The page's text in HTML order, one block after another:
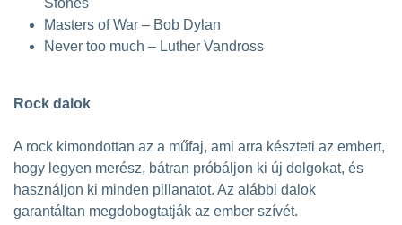
Stones
Masters of War – Bob Dylan
Never too much – Luther Vandross
Rock dalok
A rock kimondottan az a műfaj, ami arra készteti az embert,
hogy legyen merész, bátran próbáljon ki új dolgokat, és
használjon ki minden pillanatot. Az alábbi dalok
garantáltan megdobogtatják az ember szívét.